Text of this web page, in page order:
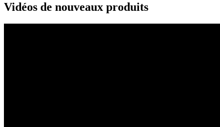
Vidéos de nouveaux produits